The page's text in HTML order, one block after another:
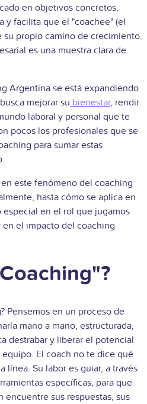
en objetivos concretos,
y facilita que el "coachee" (el
propio camino de crecimiento.
es una muestra clara de
Argentina se está expandiendo
mejorar su bienestar, rendir
laboral y personal que te
pocos los profesionales que se
para sumar estas
este fenómeno del coaching
hasta cómo se aplica en
en el rol que jugamos
en el impacto del coaching
Pensemos en un proceso de
mano a mano, estructurada,
destrabar y liberar el potencial
El coach no te dice qué
línea. Su labor es guiar, a través
específicas, para que
sus respuestas, sus